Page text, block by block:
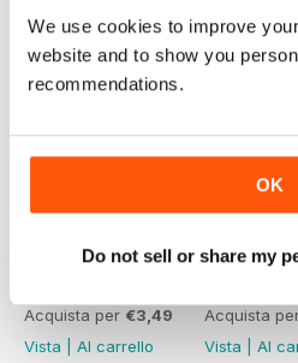
We use cookies to improve
website and to show you
recommendations.
OK
Do not sell or share my
Acquista per €3,49
Vista
Al carrello
Acquista
Vista
Al